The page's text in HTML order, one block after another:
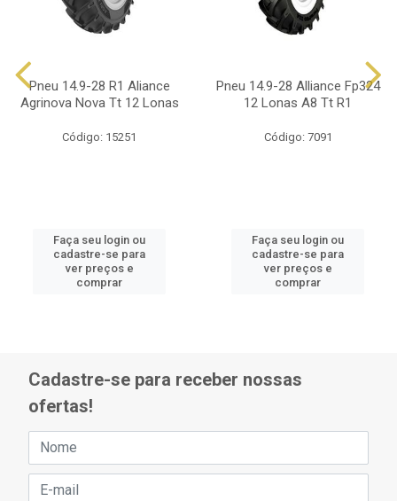
Pneu 14.9-28 R1 Aliance
Agrinova Nova Tt 12 Lonas
Código: 15251
Faça seu login ou
cadastre-se para
ver preços e
comprar
Pneu 14.9-28 Alliance Fp324
12 Lonas A8 Tt R1
Código: 7091
Faça seu login ou
cadastre-se para
ver preços e
comprar
Cadastre-se para receber nossas
ofertas!